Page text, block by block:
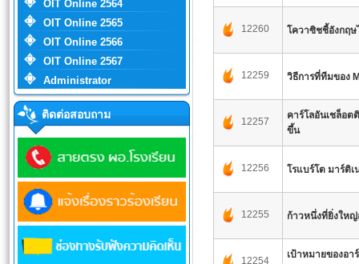
OIT Online 2564
OIT Online 2565
OIT Online 2566
OIT Online 2567
Administrator
ติดต่อสอบถาม
12260 โควาซิชชี้อังกฤ
12259 วิธีการที่ทีมของ
12257
คาร์โลอันเชล็อต
ขึ้น
12256 โรแบร์โต มาร์ติ
12255 ก้าวหนึ่งที่ยิ่งให
12254
เป้าหมายของอ